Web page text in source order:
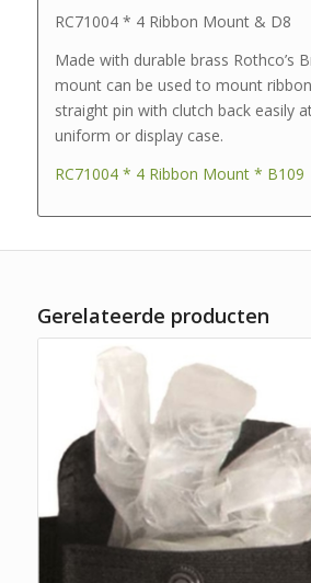
RC71004 * 4 Ribbon Mount & D8
Made with durable brass Rothco’s
mount can be used to mount
straight pin with clutch back easily
uniform or display case.
RC71004 * 4 Ribbon Mount * B109
Gerelateerde producten